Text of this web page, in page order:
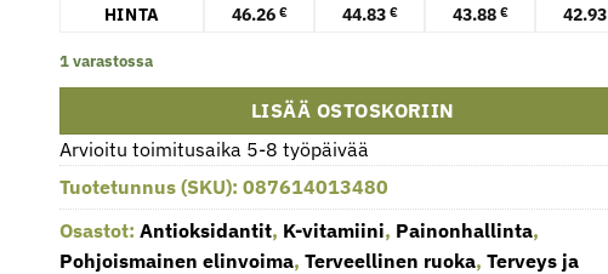
HINTA
46.26 € 44.83 € 43.88 € 42.93
1 varastossa
LISÄÄ OSTOSKORIIN
Arvioitu toimitusaika 5-8 työpäivää
Tuotetunnus (SKU):087614013480
Osastot:Antioksidantit, K-vitamiini, Painonhallinta,
Pohjoismainen elinvoima,Terveellinen ruoka,Terveys ja